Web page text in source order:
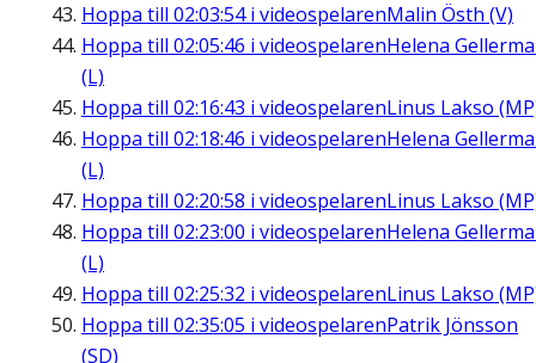
Hoppa till 02:03:54i videospelarenMalin Östh (V)
Hoppa till 02:05:46 i videospelarenHelena
(L)
Hoppa till 02:16:43 i videospelarenLinus Lakso
Hoppa till 02:18:46 i videospelarenHelena
(L)
Hoppa till 02:20:58 i videospelarenLinus Lakso
Hoppa till 02:23:00 i videospelarenHelena
(L)
Hoppa till 02:25:32 i videospelarenLinus Lakso
Hoppa till 02:35:05 i videospelarenPatrik Jönsson
(SD)